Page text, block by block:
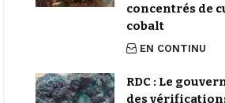
concentrés de
cobalt
EN CONTINU
RDC : Le
des